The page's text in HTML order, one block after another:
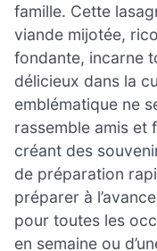
famille. Cette
viande mijotée,
fondante, incarne
délicieux dans la
emblématique ne
rassemble amis et
créant des
de préparation
préparer à
pour toutes les
en semaine ou